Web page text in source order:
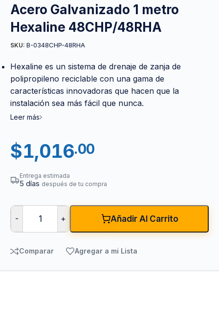
Acero Galvanizado 1 metro
Hexaline 48CHP/48RHA
SKU: B-0348CHP-48RHA
Hexaline es un sistema de drenaje de zanja de
polipropileno reciclable con una gama de
características innovadoras que hacen que la
instalación sea más fácil que nunca.
Leer más
$1,016.00
Entrega estimada
5 días después de tu compra
- + Añadir Al Carrito
Comparar Agregar a mi Lista